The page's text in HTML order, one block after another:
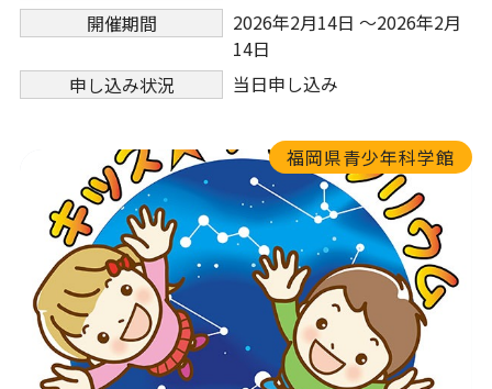
開催期間
2026年2月14日 ～2026年2月
14日
申し込み状況
当日申し込み
福岡県青少年科学館